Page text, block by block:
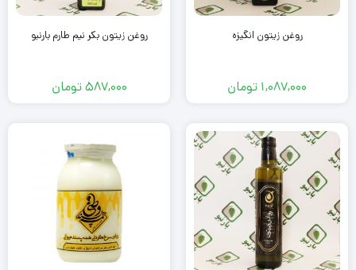
روغن زیتون انگیزه
1,087,000 تومان
روغن زیتون بکر نیم طارم بارنبو
587,000تومان